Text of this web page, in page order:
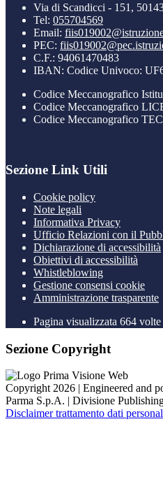
Via di Scandicci - 151,
Tel: 055704569
Email:
PEC:
C.F.: 94061470483
IBAN: Codice Univoco:
Codice Meccanografico
Codice Meccanografico
Codice Meccanografico
Sezione Link Utili
Cookie policy
Note legali
Informativa Privacy
Ufficio Relazioni con il
Dichiarazione di accessibilità
Obiettivi di accessibilità
Whistleblowing
Gestione consensi cookie
Amministrazione trasparente
Pagina visualizzata 664 volte
Sezione Copyright
Copyright 2026 | Engineered and
Parma S.p.A. | Divisione
Disclaimer trattamento dati